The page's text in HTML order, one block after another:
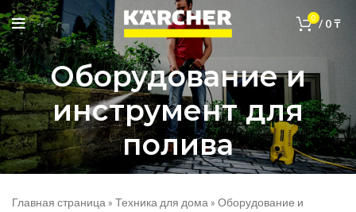
0 / 0₸
Оборудование и
инструмент для
полива
Главная страница » Техника для дома » Оборудование и